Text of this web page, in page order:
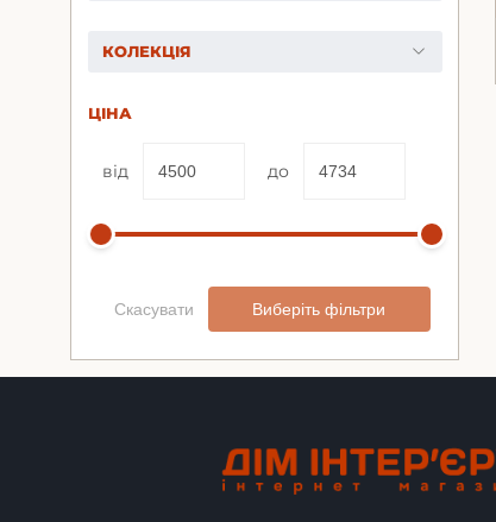
КОЛЕКЦІЯ
ЦІНА
від до
Скасувати Виберіть фільтри